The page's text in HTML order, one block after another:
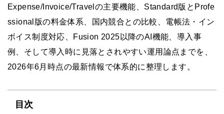
Expense/Invoice/Travelの主要機能、Standard版とProfe
ssional版の料金体系、国内競合との比較、電帳法・イン
ボイス制度対応、Fusion 2025以降のAI機能、導入事
例、そして導入時に見落とされやすい運用論点までを、
2026年6月時点の最新情報で体系的に整理します。
目次